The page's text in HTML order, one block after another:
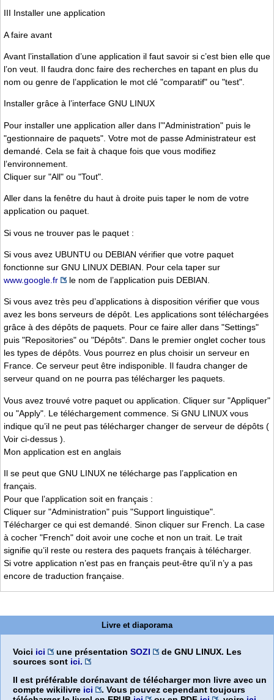
III Installer une application
A faire avant
Avant l’installation d’une application il faut savoir si c’est bien elle que
l’on veut. Il faudra donc faire des recherches en tapant en plus du
nom ou genre de l’application le mot clé "comparatif" ou "test".
Installer grâce à l’interface GNU LINUX
Pour installer une application aller dans l’"Administration" puis le
"gestionnaire de paquets". Votre mot de passe Administrateur est
demandé. Cela se fait à chaque fois que vous modifiez
l’environnement.
Cliquer sur "All" ou "Tout".
Aller dans la fenêtre du haut à droite puis taper le nom de votre
application ou paquet.
Si vous ne trouver pas le paquet :
Si vous avez UBUNTU ou DEBIAN vérifier que votre paquet
fonctionne sur GNU LINUX DEBIAN. Pour cela taper sur
www.google.fr
le nom de l’application puis DEBIAN.
Si vous avez très peu d’applications à disposition vérifier que vous
avez les bons serveurs de dépôt. Les applications sont téléchargées
grâce à des dépôts de paquets. Pour ce faire aller dans "Settings"
puis "Repositories" ou "Dépôts". Dans le premier onglet cocher tous
les types de dépôts. Vous pourrez en plus choisir un serveur en
France. Ce serveur peut être indisponible. Il faudra changer de
serveur quand on ne pourra pas télécharger les paquets.
Vous avez trouvé votre paquet ou application. Cliquer sur "Appliquer"
ou "Apply". Le téléchargement commence. Si GNU LINUX vous
indique qu’il ne peut pas télécharger changer de serveur de dépôts (
Voir ci-dessus ).
Mon application est en anglais
Il se peut que GNU LINUX ne télécharge pas l’application en
français.
Pour que l’application soit en français :
Cliquer sur "Administration" puis "Support linguistique".
Télécharger ce qui est demandé. Sinon cliquer sur French. La case
à cocher "French" doit avoir une coche et non un trait. Le trait
signifie qu’il reste ou restera des paquets français à télécharger.
Si votre application n’est pas en français peut-être qu’il n’y a pas
encore de traduction française.
Livre et diaporama
Voici ici une présentation SOZI
de GNU LINUX. Les
sources sont ici.
Il est préférable dorénavant de télécharger mon livre avec un
compte wikilivre ici
. Vous pouvez cependant toujours